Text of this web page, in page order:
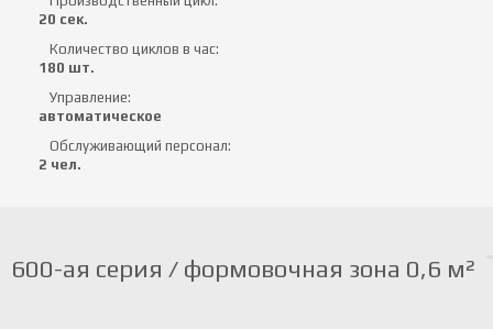
20 сек.
Количество циклов в час:
180 шт.
Управление:
автоматическое
Обслуживающий персонал:
2 чел.
600-ая серия / формовочная зона 0,6 м²